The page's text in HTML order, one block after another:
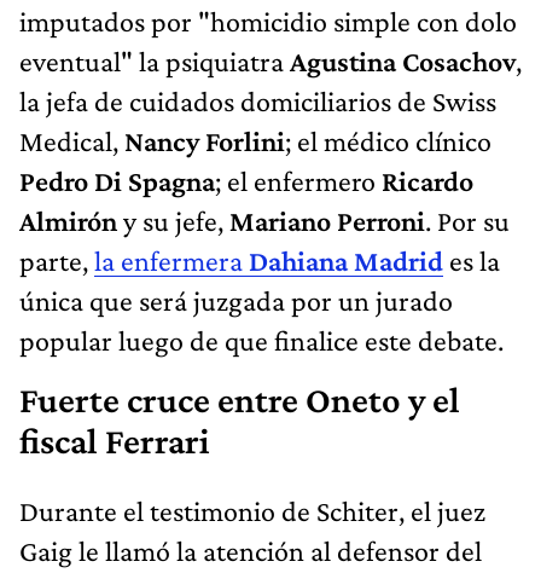
imputados por "homicidio simple con dolo
eventual" la psiquiatraAgustina Cosachov,
la jefa de cuidados domiciliarios de Swiss
Medical, Nancy Forlini; el médico clínico
Pedro Di Spagna; el enfermero Ricardo
Almiróny su jefe, Mariano Perroni. Por su
parte,la enfermera Dahiana Madrid es la
única que será juzgada por un jurado
popular luego de que finalice este debate.
Fuerte cruce entre Oneto y el
fiscal Ferrari
Durante el testimonio de Schiter, el juez
Gaig le llamó la atención al defensor del